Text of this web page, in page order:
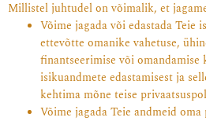
Millistel juhtudel on võimalik, et
Võime jagada või edastada Teie
ettevõtte omanike vahetuse,
finantseerimise või omandamise
isikuandmete edastamisest ja
kehtima mõne teise
Võime jagada Teie andmeid